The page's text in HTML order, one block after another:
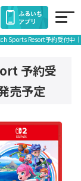
ふるいち
アプリ
Sports Resort予約受付中
予約受
売予定